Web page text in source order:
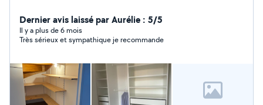
Dernier avis laissé par Aurélie : 5/5
Il y a plus de 6 mois
Très sérieux et sympathique je recommande